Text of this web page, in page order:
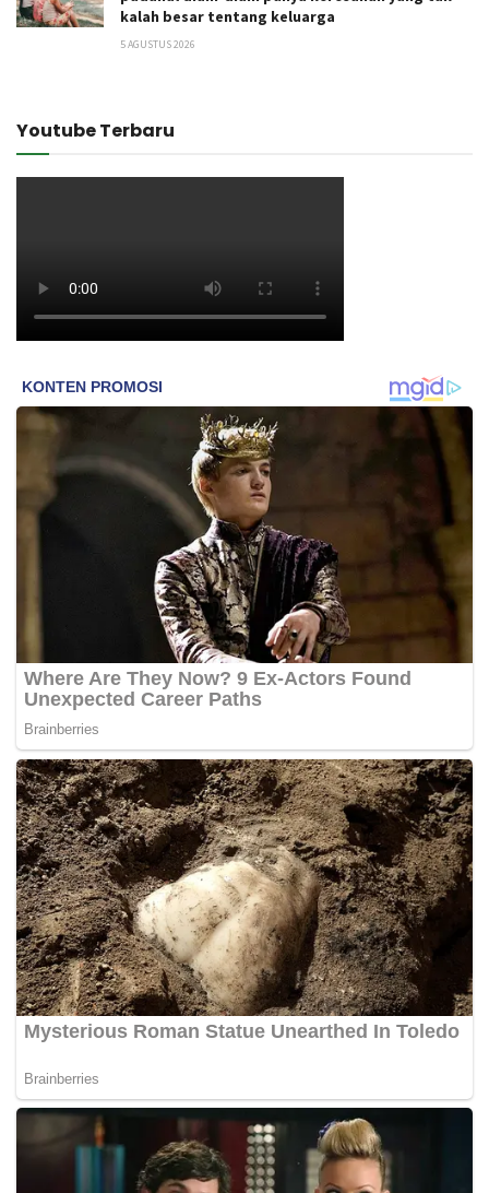
kalah besar tentang keluarga
5 AGUSTUS 2026
Youtube Terbaru